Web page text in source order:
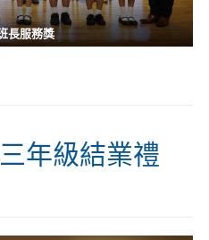
長服務獎
年級結業禮